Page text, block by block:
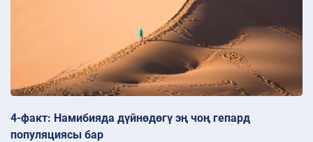
4-факт: Намибияда дүйнөдөгү эң чоң гепард
популяциясы бар